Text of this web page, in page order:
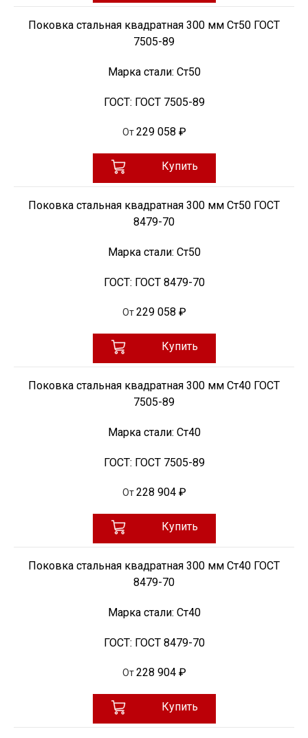
Поковка стальная квадратная 300 мм Ст50 ГОСТ
7505-89
Марка стали: Ст50
ГОСТ: ГОСТ 7505-89
От 229 058 ₽
Купить
Поковка стальная квадратная 300 мм Ст50 ГОСТ
8479-70
Марка стали: Ст50
ГОСТ: ГОСТ 8479-70
От 229 058 ₽
Купить
Поковка стальная квадратная 300 мм Ст40 ГОСТ
7505-89
Марка стали: Ст40
ГОСТ: ГОСТ 7505-89
От 228 904 ₽
Купить
Поковка стальная квадратная 300 мм Ст40 ГОСТ
8479-70
Марка стали: Ст40
ГОСТ: ГОСТ 8479-70
От 228 904 ₽
Купить